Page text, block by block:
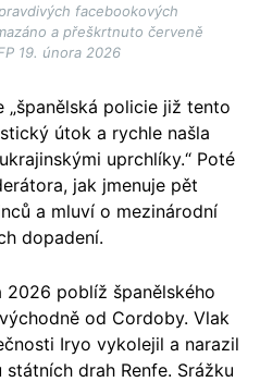
facebookových
a přeškrtnuto červeně
19. února 2026
policie již tento
útok a rychle našla
uprchlíky.“ Poté
jak jmenuje pět
a mluví o mezinárodní
dopadení.
2026 poblíž španělského
od Cordoby. Vlak
Iryo vykolejil a narazil
drah Renfe. Srážku